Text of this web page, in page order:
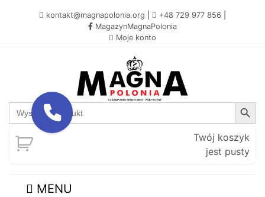
kontakt@magnapolonia.org +48 729 977 856
MagazynMagnaPolonia
Moje konto
Search
for:
Search Button
Twój koszyk
jest pusty
MENU